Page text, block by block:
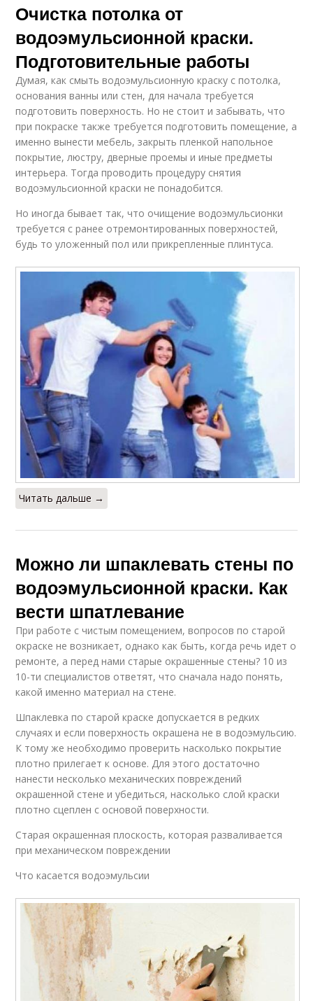
Очистка потолка от
водоэмульсионной краски.
Подготовительные работы
Думая, как смыть водоэмульсионную краску с потолка,
основания ванны или стен, для начала требуется
подготовить поверхность. Но не стоит и забывать, что
при покраске также требуется подготовить помещение, а
именно вынести мебель, закрыть пленкой напольное
покрытие, люстру, дверные проемы и иные предметы
интерьера. Тогда проводить процедуру снятия
водоэмульсионной краски не понадобится.
Но иногда бывает так, что очищение водоэмульсионки
требуется с ранее отремонтированных поверхностей,
будь то уложенный пол или прикрепленные плинтуса.
Читать дальше →
Можно ли шпаклевать стены по
водоэмульсионной краски. Как
вести шпатлевание
При работе с чистым помещением, вопросов по старой
окраске не возникает, однако как быть, когда речь идет о
ремонте, а перед нами старые окрашенные стены? 10 из
10-ти специалистов ответят, что сначала надо понять,
какой именно материал на стене.
Шпаклевка по старой краске допускается в редких
случаях и если поверхность окрашена не в водоэмульсию.
К тому же необходимо проверить насколько покрытие
плотно прилегает к основе. Для этого достаточно
нанести несколько механических повреждений
окрашенной стене и убедиться, насколько слой краски
плотно сцеплен с основой поверхности.
Старая окрашенная плоскость, которая разваливается
при механическом повреждении
Что касается водоэмульсии